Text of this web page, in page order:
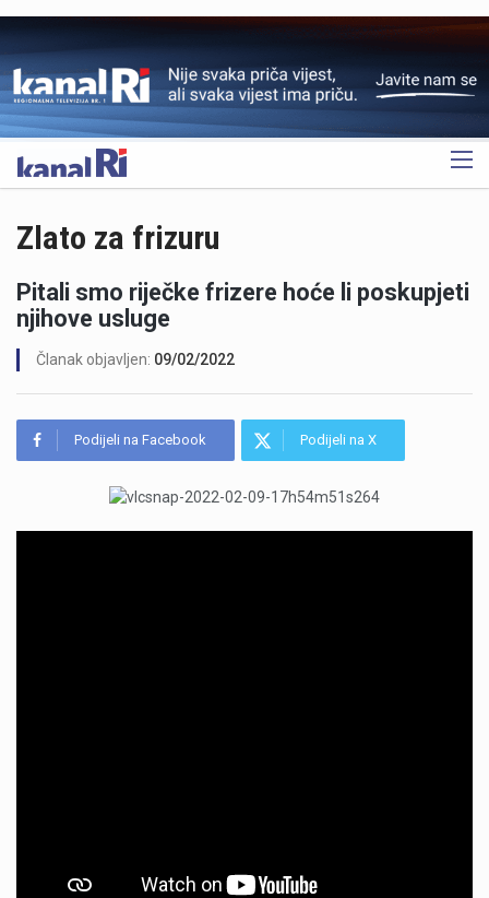
OGLAS
Zlato za frizuru
Pitali smo riječke frizere hoće li poskupjeti
njihove usluge
Članak objavljen: 09/02/2022
Podijeli na Facebook Podijeli na X